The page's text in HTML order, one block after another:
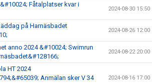
Fåtalplatser kvar i
2024-08-30 15:50
på Harnäsbadet
2024-08-26 12:00
anno 2024 &#10024; Swimrun
2024-08-22 20:00
HT 2024
Anmälan sker V 34
2024-08-16 17:00